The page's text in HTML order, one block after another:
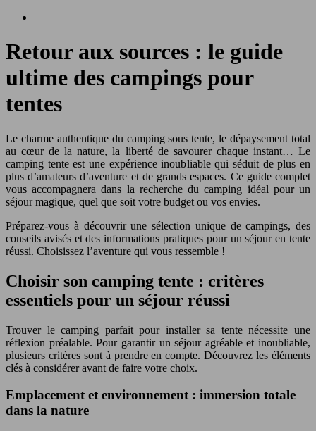
Retour aux sources : le guide
ultime des campings pour
tentes
Le charme authentique du camping sous tente, le dépaysement total
au cœur de la nature, la liberté de savourer chaque instant… Le
camping tente est une expérience inoubliable qui séduit de plus en
plus d’amateurs d’aventure et de grands espaces. Ce guide complet
vous accompagnera dans la recherche du camping idéal pour un
séjour magique, quel que soit votre budget ou vos envies.
Préparez-vous à découvrir une sélection unique de campings, des
conseils avisés et des informations pratiques pour un séjour en tente
réussi. Choisissez l’aventure qui vous ressemble !
Choisir son camping tente : critères
essentiels pour un séjour réussi
Trouver le camping parfait pour installer sa tente nécessite une
réflexion préalable. Pour garantir un séjour agréable et inoubliable,
plusieurs critères sont à prendre en compte. Découvrez les éléments
clés à considérer avant de faire votre choix.
Emplacement et environnement : immersion totale
dans la nature